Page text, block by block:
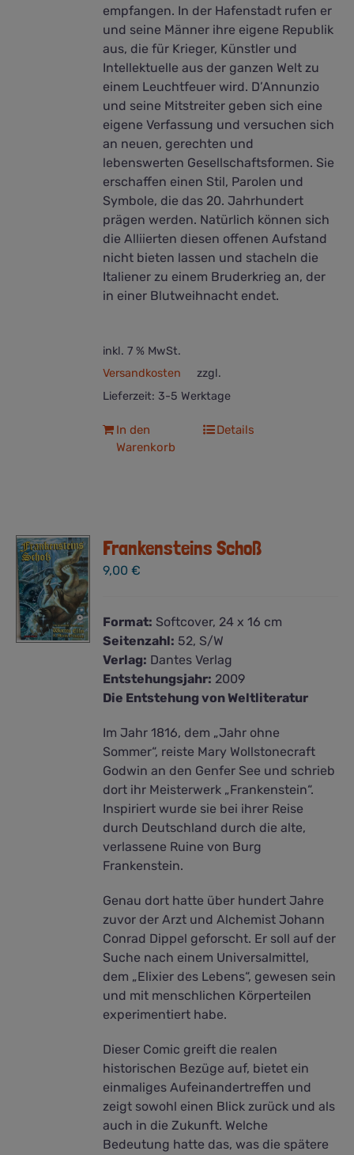
empfangen. In der Hafenstadt rufen er
und seine Männer ihre eigene Republik
aus, die für Krieger, Künstler und
Intellektuelle aus der ganzen Welt zu
einem Leuchtfeuer wird. D’Annunzio
und seine Mitstreiter geben sich eine
eigene Verfassung und versuchen sich
an neuen, gerechten und
lebenswerten Gesellschaftsformen. Sie
erschaffen einen Stil, Parolen und
Symbole, die das 20. Jahrhundert
prägen werden. Natürlich können sich
die Alliierten diesen offenen Aufstand
nicht bieten lassen und stacheln die
Italiener zu einem Bruderkrieg an, der
in einer Blutweihnacht endet.
inkl. 7 % MwSt.
zzgl.
Versandkosten
Lieferzeit: 3-5 Werktage
In den
Warenkorb
Details
Frankensteins Schoß
9,00€
Format: Softcover, 24 x 16 cm
Seitenzahl: 52, S/W
Verlag: Dantes Verlag
Entstehungsjahr: 2009
Die Entstehung von Weltliteratur
Im Jahr 1816, dem „Jahr ohne
Sommer“, reiste Mary Wollstonecraft
Godwin an den Genfer See und schrieb
dort ihr Meisterwerk „Frankenstein“.
Inspiriert wurde sie bei ihrer Reise
durch Deutschland durch die alte,
verlassene Ruine von Burg
Frankenstein.
Genau dort hatte über hundert Jahre
zuvor der Arzt und Alchemist Johann
Conrad Dippel geforscht. Er soll auf der
Suche nach einem Universalmittel,
dem „Elixier des Lebens“, gewesen sein
und mit menschlichen Körperteilen
experimentiert habe.
Dieser Comic greift die realen
historischen Bezüge auf, bietet ein
einmaliges Aufeinandertreffen und
zeigt sowohl einen Blick zurück und als
auch in die Zukunft. Welche
Bedeutung hatte das, was die spätere